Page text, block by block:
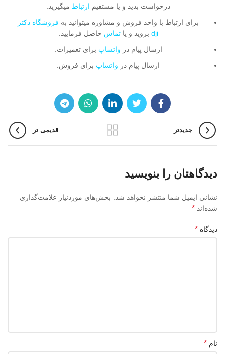
درخواست بدید و یا مستقیم ارتباط میگیرید.
برای ارتباط با واحد فروش و مشاوره میتوانید به فروشگاه دکتر
dji بروید و یاتماس حاصل فرمایید.
ارسال پیام در واتساپ برای تعمیرات.
ارسال پیام در واتساپ برای فروش.
جدیدتر قدیمی تر
دیدگاهتان را بنویسید
نشانی ایمیل شما منتشر نخواهد شد. بخش‌های موردنیاز علامت‌گذاری
شده‌اند *
دیدگاه *
نام *